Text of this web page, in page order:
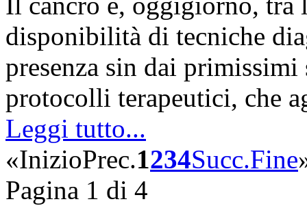
disponibilità di tecniche
presenza sin dai
protocolli terapeutici, che
Leggi tutto...
«InizioPrec.1234Succ.Fine
Pagina 1 di 4